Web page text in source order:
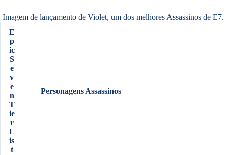
Imagem de lançamento de Violet, um dos melhores Assassinos de E7.
E
p
ic
S
e
v
e
n
T
ie
r
L
is
t
Personagens Assassinos